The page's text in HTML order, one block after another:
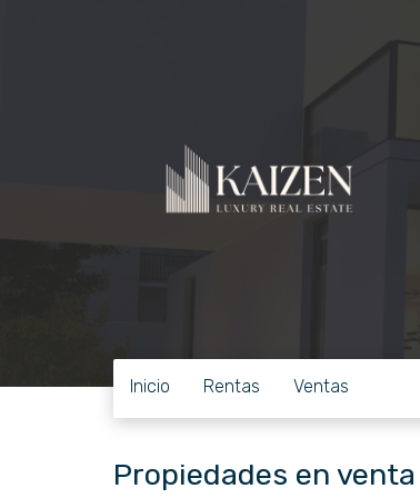
Inicio Rentas Ventas
Propiedades en